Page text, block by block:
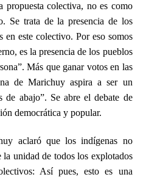
propuesta colectiva, no es como
Se trata de la presencia de los
en este colectivo. Por eso somos
es la presencia de los pueblos
Más que ganar votos en las
de Marichuy aspira a ser un
de abajo”. Se abre el debate de
democrática y popular.
aclaró que los indígenas no
la unidad de todos los explotados
Así pues, esto es una